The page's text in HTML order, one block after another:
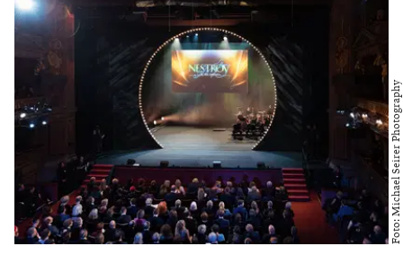
Foto: Michael Seirer Photography